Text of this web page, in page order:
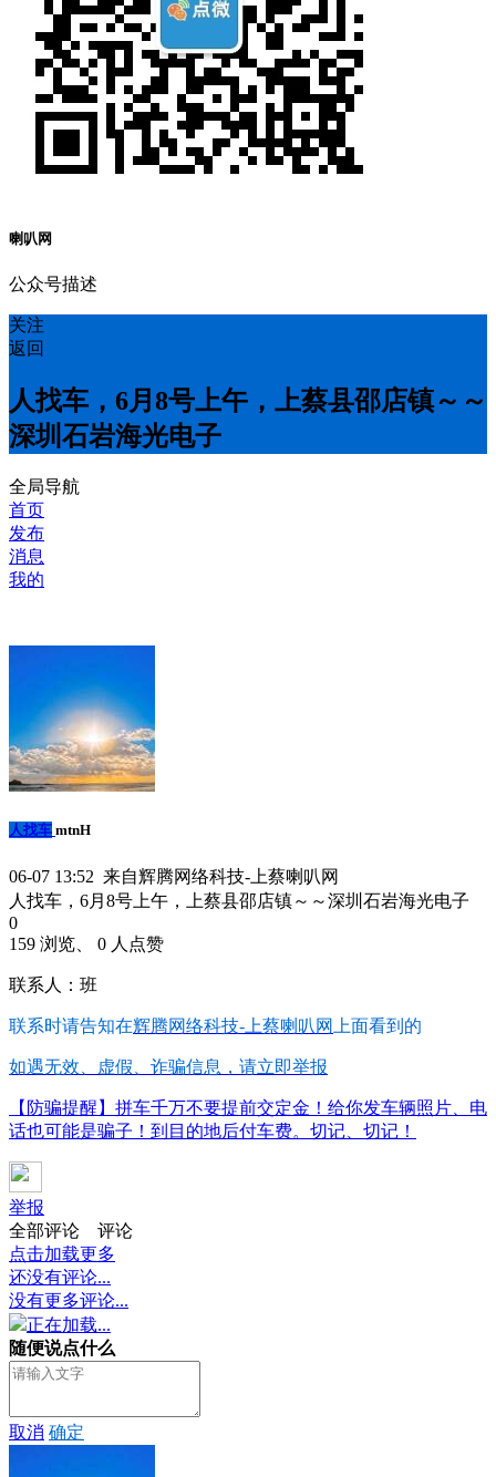
喇叭网
公众号描述
关注
返回
人找车，6月8号上午，上蔡县邵店镇～～
深圳石岩海光电子
全局导航
首页
发布
消息
我的
人找车 mtnH
06-07 13:52 来自辉腾网络科技-上蔡喇叭网
人找车，6月8号上午，上蔡县邵店镇～～深圳石岩海光电子
0
159 浏览、 0 人点赞
联系人：班
联系时请告知在辉腾网络科技-上蔡喇叭网 上面看到的
如遇无效、虚假、诈骗信息，请立即举报
【防骗提醒】拼车千万不要提前交定金！给你发车辆照片、电
话也可能是骗子！到目的地后付车费。切记、切记！
举报
全部评论
评论
点击加载更多
还没有评论...
没有更多评论...
正在加载...
随便说点什么
取消 确定